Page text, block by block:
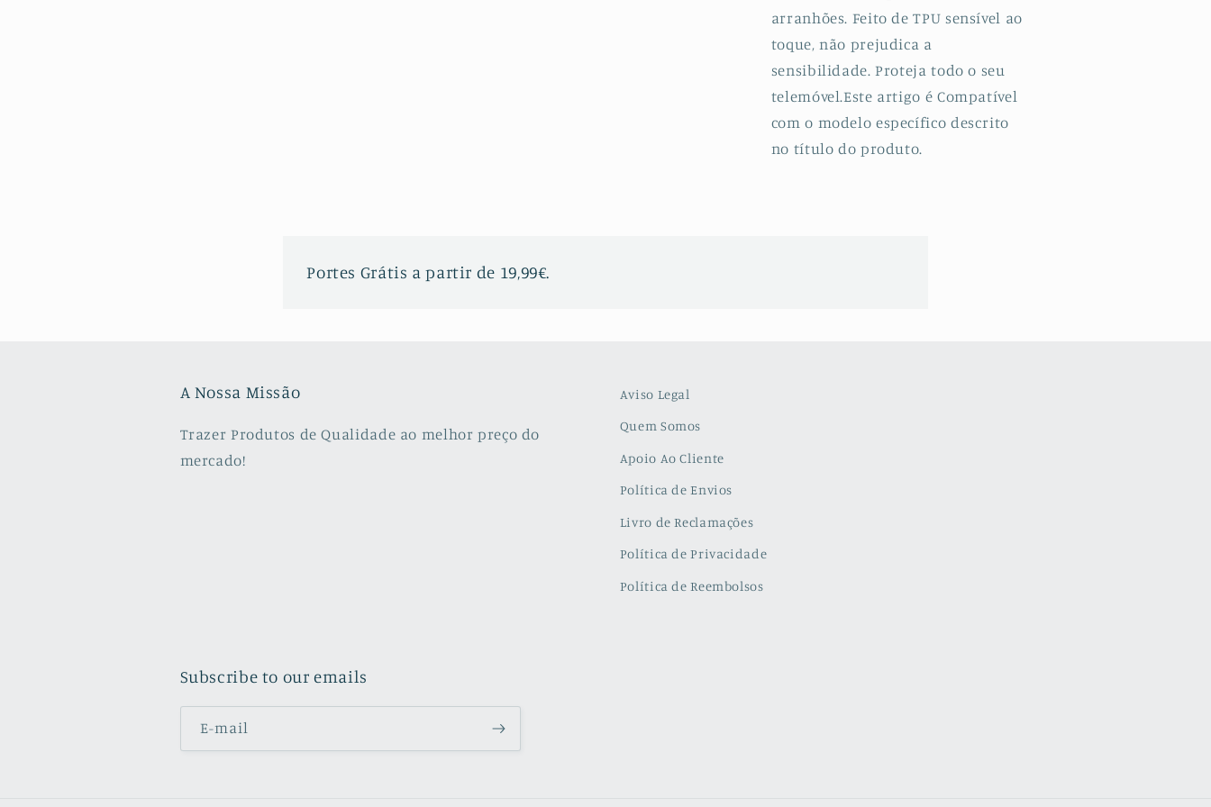
arranhões. Feito de TPU sensível ao
toque, não prejudica a
sensibilidade. Proteja todo o seu
telemóvel.Este artigo é Compatível
com o modelo específico descrito
no título do produto.
Portes Grátis a partir de 19,99€.
A Nossa Missão
Trazer Produtos de Qualidade ao melhor preço do
mercado!
Aviso Legal
Quem Somos
Apoio Ao Cliente
Política de Envios
Livro de Reclamações
Política de Privacidade
Política de Reembolsos
Subscribe to our emails
E-mail